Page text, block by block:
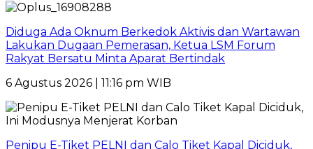
Diduga Ada Oknum Berkedok Aktivis dan Wartawan
Lakukan Dugaan Pemerasan, Ketua LSM Forum
Rakyat Bersatu Minta Aparat Bertindak
6 Agustus 2026 | 11:16 pm WIB
Penipu E-Tiket PELNI dan Calo Tiket Kapal Diciduk,